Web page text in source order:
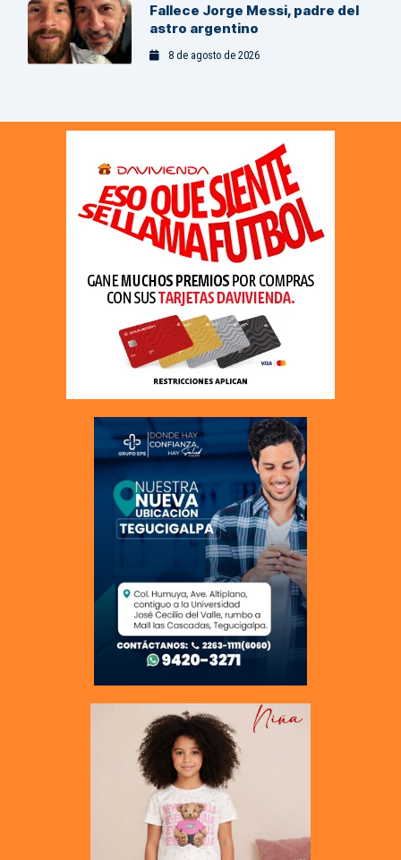
Fallece Jorge Messi, padre del
astro argentino
8 de agosto de 2026